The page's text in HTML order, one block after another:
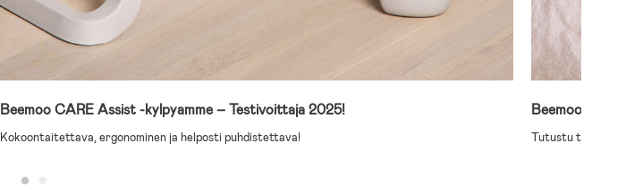
Beemoo CARE Assist -kylpyamme – Testivoittaja 2025!
Kokoontaitettava, ergonominen ja helposti puhdistettava!
Beemoon
Tutustu täältä